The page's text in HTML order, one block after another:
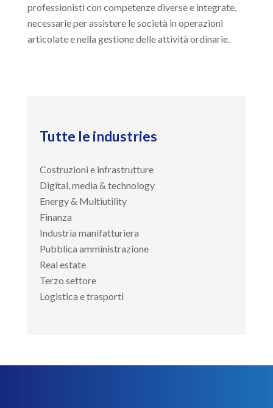
professionisti con competenze diverse e integrate,
necessarie per assistere le società in operazioni
articolate e nella gestione delle attività ordinarie.
Tutte le industries
Costruzioni e infrastrutture
Digital, media & technology
Energy & Multiutility
Finanza
Industria manifatturiera
Pubblica amministrazione
Real estate
Terzo settore
Logistica e trasporti